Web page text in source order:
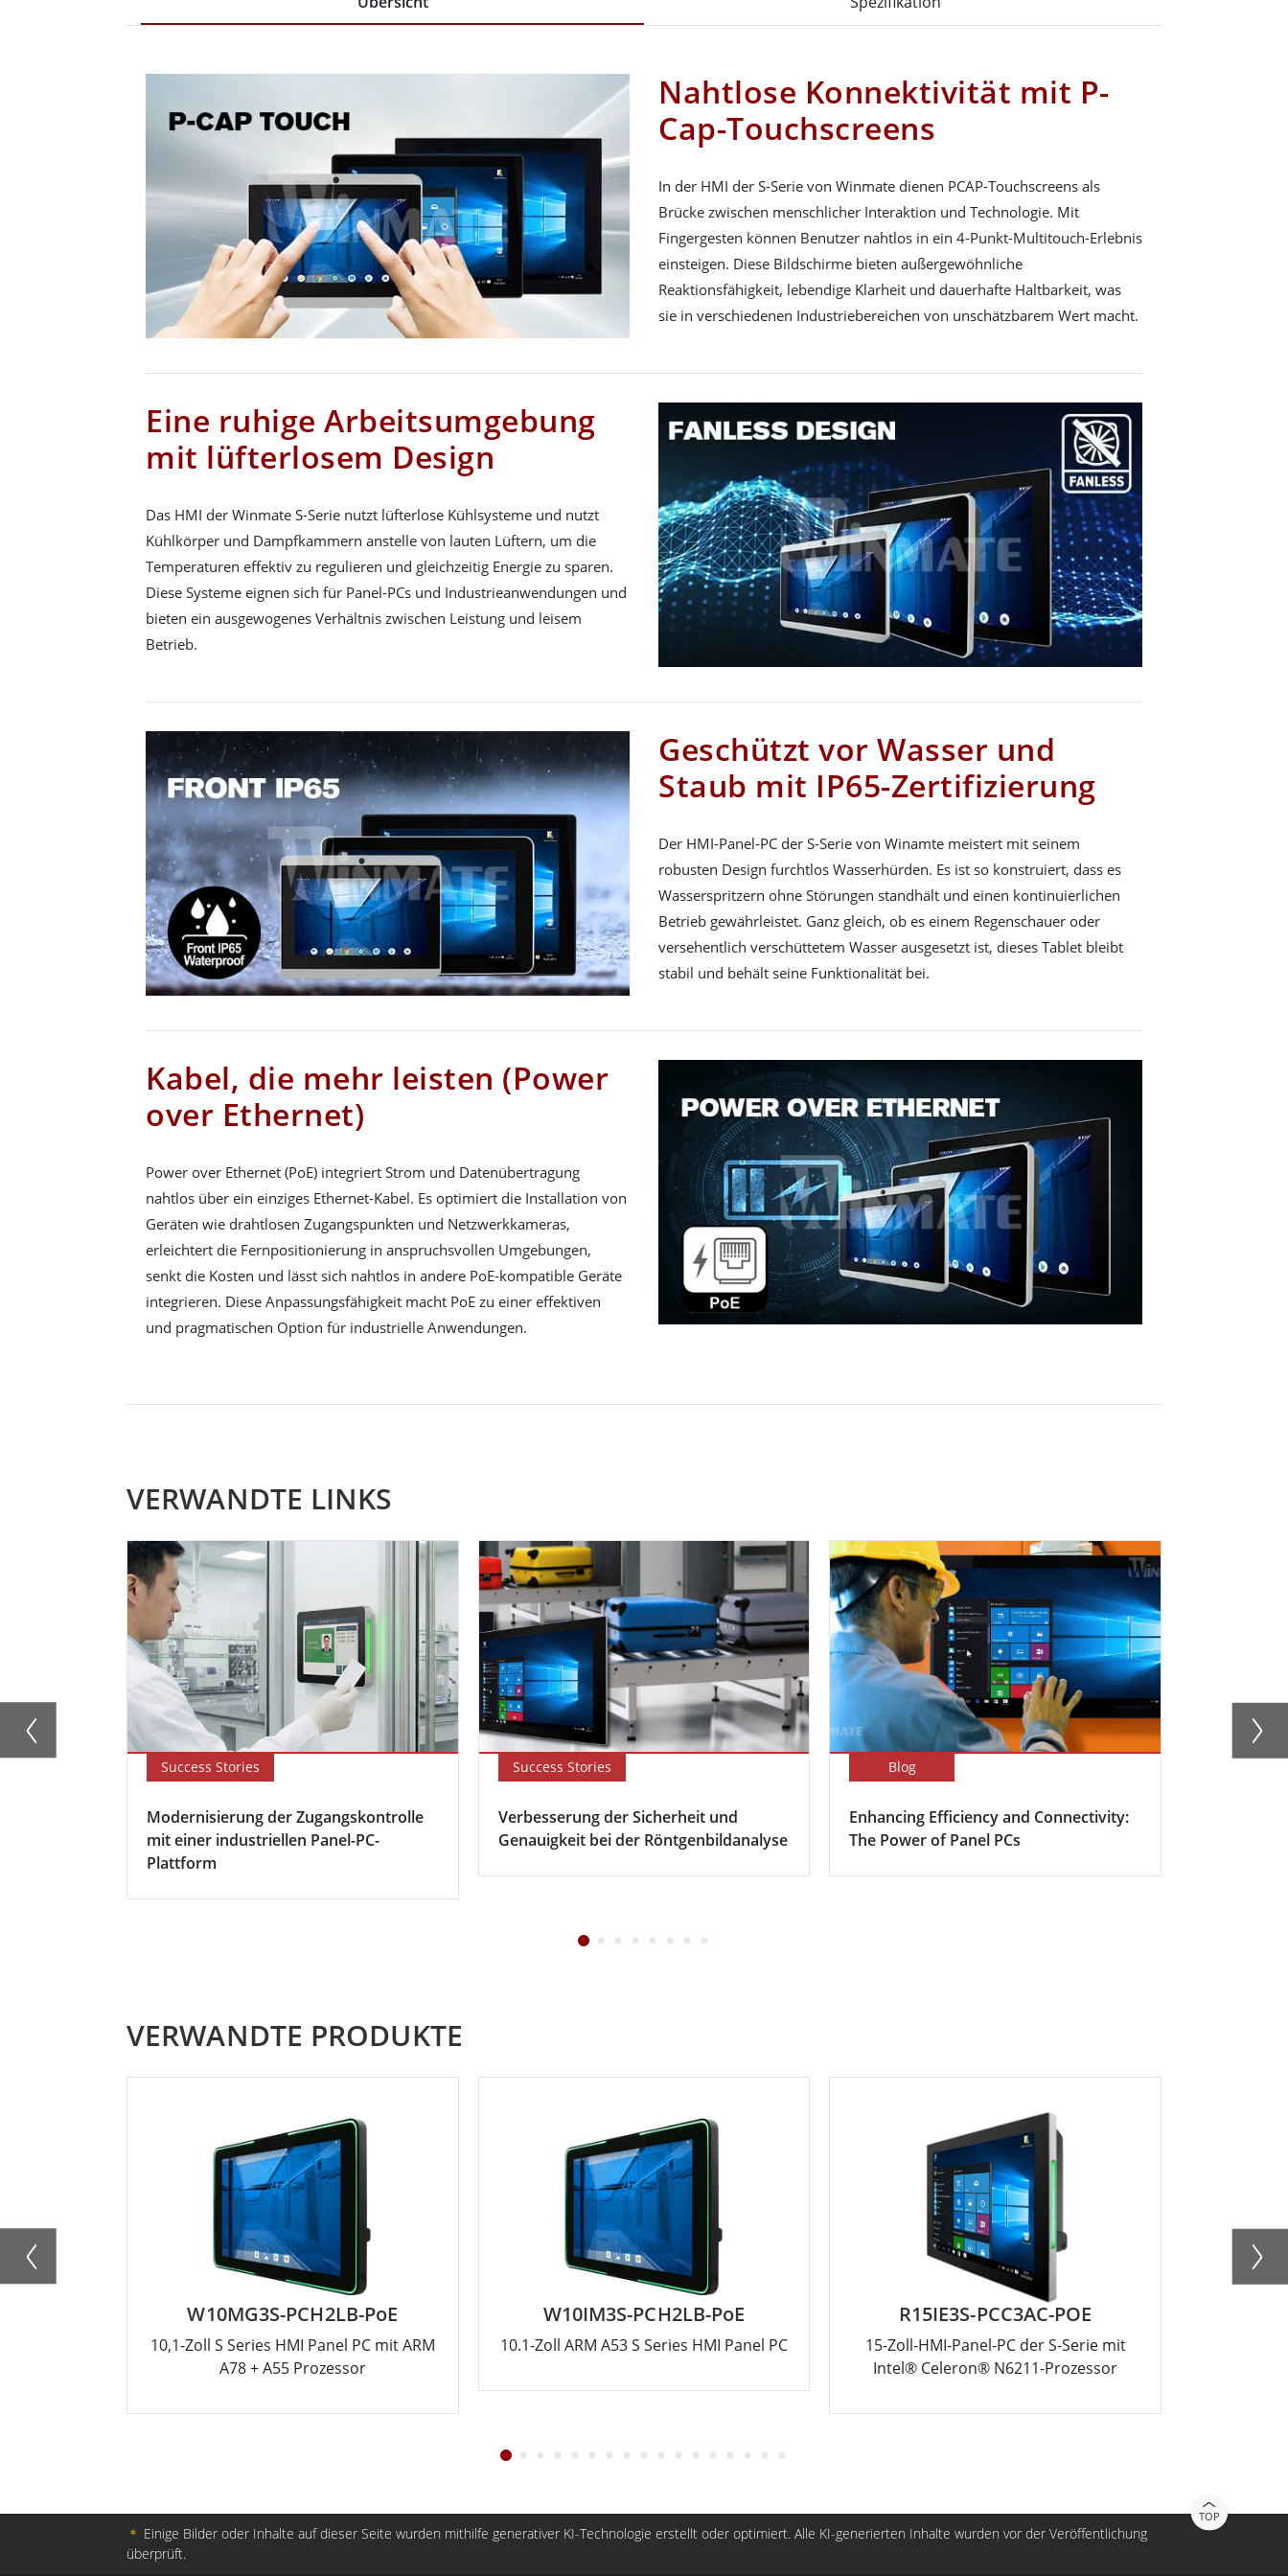
Nahtlose Konnektivität mit P-
Cap-Touchscreens
In der HMI der S-Serie von Winmate dienen PCAP-Touchscreens als
Brücke zwischen menschlicher Interaktion und Technologie. Mit
Fingergesten können Benutzer nahtlos in ein 4-Punkt-Multitouch-Erlebnis
einsteigen. Diese Bildschirme bieten außergewöhnliche
Reaktionsfähigkeit, lebendige Klarheit und dauerhafte Haltbarkeit, was
sie in verschiedenen Industriebereichen von unschätzbarem Wert macht.
Eine ruhige Arbeitsumgebung
mit lüfterlosem Design
Das HMI der Winmate S-Serie nutzt lüfterlose Kühlsysteme und nutzt
Kühlkörper und Dampfkammern anstelle von lauten Lüftern, um die
Temperaturen effektiv zu regulieren und gleichzeitig Energie zu sparen.
Diese Systeme eignen sich für Panel-PCs und Industrieanwendungen und
bieten ein ausgewogenes Verhältnis zwischen Leistung und leisem
Betrieb.
Geschützt vor Wasser und
Staub mit IP65-Zertifizierung
Der HMI-Panel-PC der S-Serie von Winamte meistert mit seinem
robusten Design furchtlos Wasserhürden. Es ist so konstruiert, dass es
Wasserspritzern ohne Störungen standhält und einen kontinuierlichen
Betrieb gewährleistet. Ganz gleich, ob es einem Regenschauer oder
versehentlich verschüttetem Wasser ausgesetzt ist, dieses Tablet bleibt
stabil und behält seine Funktionalität bei.
Kabel, die mehr leisten (Power
over Ethernet)
Power over Ethernet (PoE) integriert Strom und Datenübertragung
nahtlos über ein einziges Ethernet-Kabel. Es optimiert die Installation von
Geräten wie drahtlosen Zugangspunkten und Netzwerkkameras,
erleichtert die Fernpositionierung in anspruchsvollen Umgebungen,
senkt die Kosten und lässt sich nahtlos in andere PoE-kompatible Geräte
integrieren. Diese Anpassungsfähigkeit macht PoE zu einer effektiven
und pragmatischen Option für industrielle Anwendungen.
VERWANDTE LINKS
Success Stories
Modernisierung der Zugangskontrolle
mit einer industriellen Panel-PC-
Plattform
Success Stories
Verbesserung der Sicherheit und
Genauigkeit bei der Röntgenbildanalyse
Blog
Enhancing Efficiency and Connectivity:
The Power of Panel PCs
VERWANDTE PRODUKTE
W10MG3S-PCH2LB-PoE
10,1-Zoll S Series HMI Panel PC mit ARM
A78 + A55 Prozessor
W10IM3S-PCH2LB-PoE
10.1-Zoll ARM A53 S Series HMI Panel PC
R15IE3S-PCC3AC-POE
15-Zoll-HMI-Panel-PC der S-Serie mit
Intel® Celeron® N6211-Prozessor
TOP
＊ Einige Bilder oder Inhalte auf dieser Seite wurden mithilfe generativer KI-Technologie erstellt oder optimiert. Alle KI-generierten Inhalte wurden vor der Veröffentlichung
überprüft.